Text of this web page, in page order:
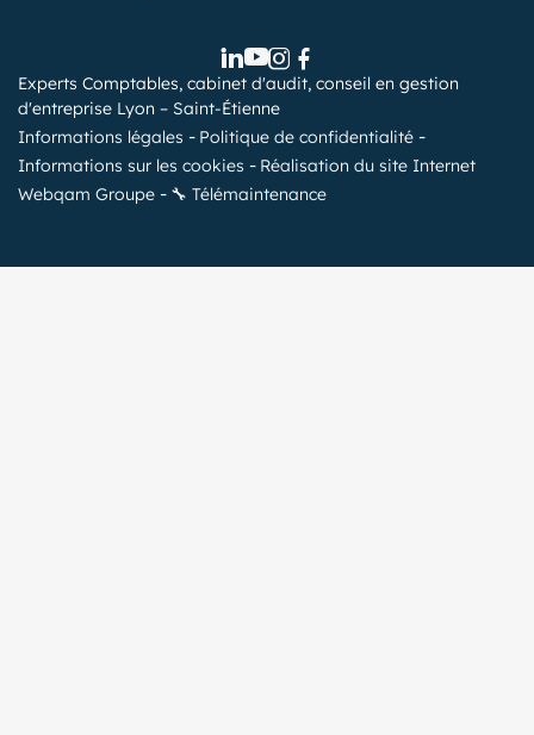
Experts Comptables, cabinet d'audit, conseil en gestion
d'entreprise Lyon – Saint-Étienne
Informations légales
Politique de confidentialité
Informations sur les cookies
Réalisation du site Internet
Webqam Groupe
🔧 Télémaintenance